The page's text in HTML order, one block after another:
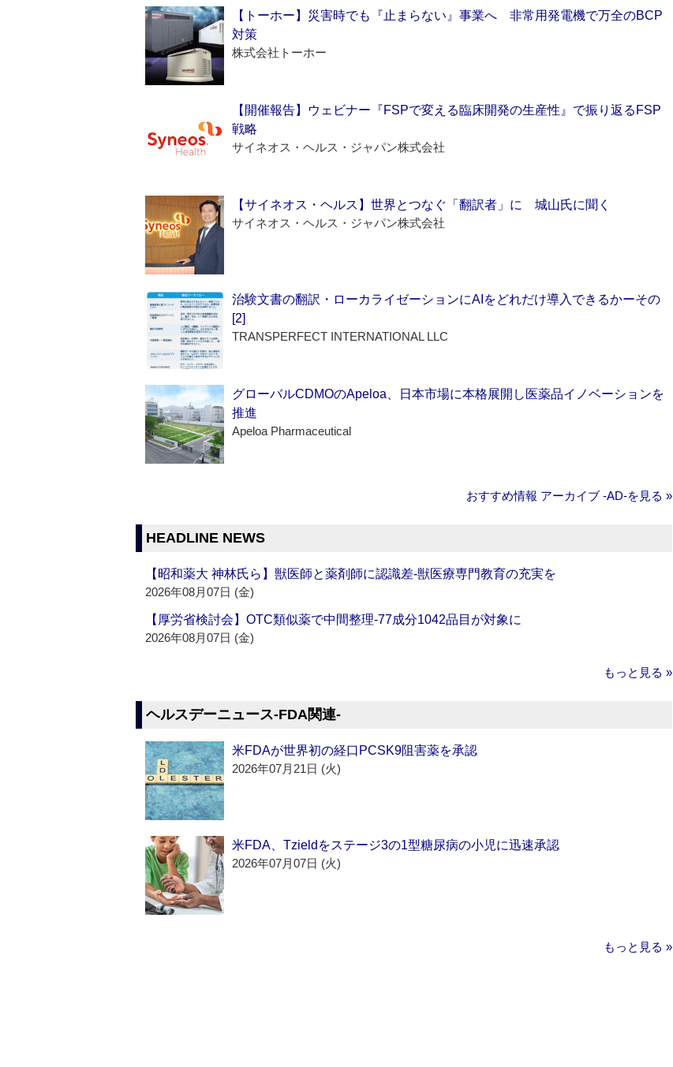
【トーホー】災害時でも『止まらない』事業へ 非常用発電機で万全のBCP
対策
株式会社トーホー
【開催報告】ウェビナー『FSPで変える臨床開発の生産性』で振り返るFSP
戦略
サイネオス・ヘルス・ジャパン株式会社
【サイネオス・ヘルス】世界とつなぐ「翻訳者」に 城山氏に聞く
サイネオス・ヘルス・ジャパン株式会社
治験文書の翻訳・ローカライゼーションにAIをどれだけ導入できるかーその
[2]
TRANSPERFECT INTERNATIONAL LLC
グローバルCDMOのApeloa、日本市場に本格展開し医薬品イノベーションを
推進
Apeloa Pharmaceutical
おすすめ情報 アーカイブ ‐AD‐を見る »
HEADLINE NEWS
【昭和薬大 神林氏ら】獣医師と薬剤師に認識差‐獣医療専門教育の充実を
2026年08月07日 (金)
【厚労省検討会】OTC類似薬で中間整理‐77成分1042品目が対象に
2026年08月07日 (金)
もっと見る »
ヘルスデーニュース‐FDA関連‐
米FDAが世界初の経口PCSK9阻害薬を承認
2026年07月21日 (火)
米FDA、Tzieldをステージ3の1型糖尿病の小児に迅速承認
2026年07月07日 (火)
もっと見る »